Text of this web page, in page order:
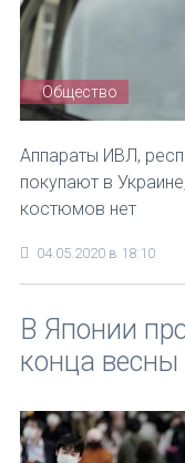
Общество
Аппараты ИВЛ,
покупают в
костюмов нет
04.05.2020 в 18:10
В Японии
конца весны